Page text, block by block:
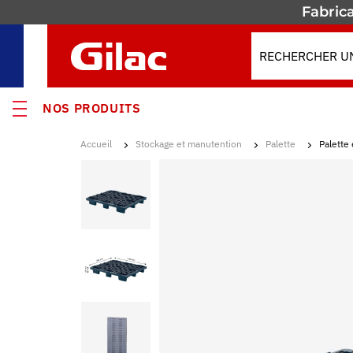
NOS PRODUITS
Accueil Stockage et manutention Palette Palette